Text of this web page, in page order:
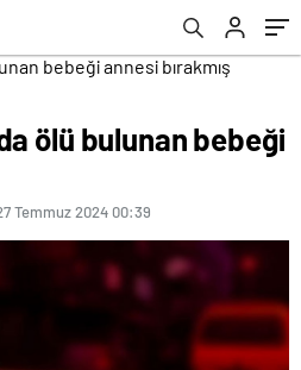
ölü bulunan bebeği
Temmuz 2024 00:39